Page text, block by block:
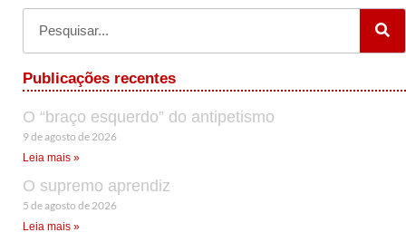
Publicações recentes
O “braço esquerdo” do antipetismo
9 de agosto de 2026
Leia mais »
O supremo aprendiz
5 de agosto de 2026
Leia mais »